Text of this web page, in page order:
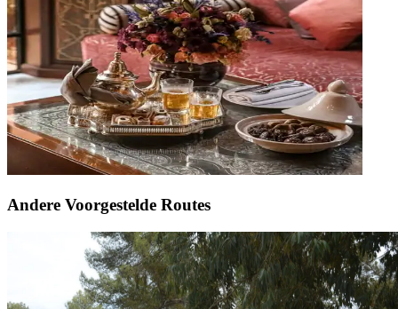
Andere Voorgestelde Routes